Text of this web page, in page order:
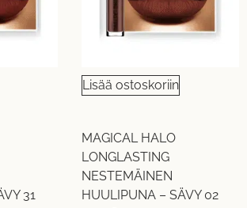
31
Lisää ostoskoriin
MAGICAL HALO
LONGLASTING
NESTEMÄINEN
HUULIPUNA – SÄVY 02